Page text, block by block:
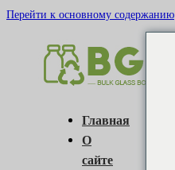
Перейти к основному содержанию
Главная
О
сайте